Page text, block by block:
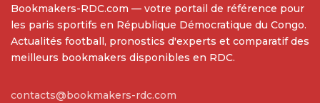
Bookmakers-RDC.com — votre portail de référence pour
les paris sportifs en République Démocratique du Congo.
Actualités football, pronostics d'experts et comparatif des
meilleurs bookmakers disponibles en RDC.
contacts@bookmakers-rdc.com